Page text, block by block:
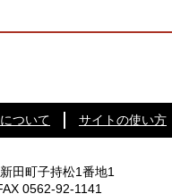
ついて サイトの使い方
田町子持松1番地1
0562-92-1141